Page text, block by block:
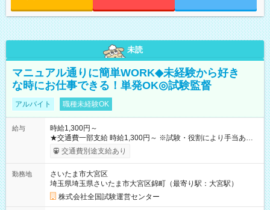
未読
マニュアル通りに簡単WORK◆未経験から好き
な時にお仕事できる！単発OK◎試験監督
アルバイト 職種未経験OK
給与
時給1,300円～
★交通費一部支給 時給1,300円～ ※試験・役割により手当あり
※勤務回数により昇給あり 【即給（前払い）オプションあ
り！】 希望される場合、勤務から1週間ほどで給与の一部を受け
例】 ・河合塾模擬試験 8:30～17:30（休憩1時間） 時給1,300円
×8時間＝日収10,400円＋交通費 ※当日の役割により時給＋100
円の場合あり ・国家試験 7:00～13:30（休憩なし） 時給1,300
円（役割手当＋100円）×6時間＝日収8,400円＋交通費 【試用期
交通費別途支給あり
勤務地
さいたま市大宮区
埼玉県埼玉県さいたま市大宮区錦町（最寄り駅：大宮駅）
株式会社全国試験運営センター